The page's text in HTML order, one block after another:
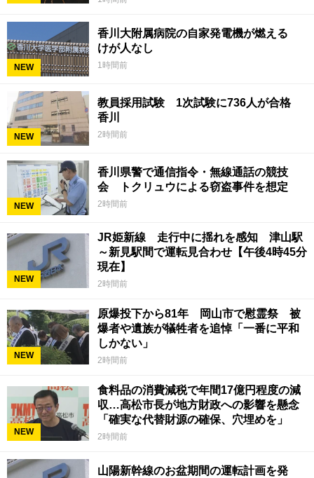
NEW
香川大附属病院の自家発電機が燃える
けが人なし
1時間前
NEW
教員採用試験 1次試験に736人が合格
香川
2時間前
NEW
香川県警で通信指令・無線通話の競技
会 トクリュウによる窃盗事件を想定
2時間前
NEW
JR姫新線 走行中に揺れを感知 津山駅
～新見駅間で運転見合わせ【午後4時45分
現在】
2時間前
NEW
原爆投下から81年 岡山市で慰霊祭 被
爆者や遺族が犠牲者を追悼「一番に平和
しかない」
2時間前
NEW
食料品の消費減税で年間17億円程度の減
収…高松市長が地方財政への影響を懸念
「確実な代替財源の確保、穴埋めを」
2時間前
山陽新幹線のお盆期間の運転計画を発